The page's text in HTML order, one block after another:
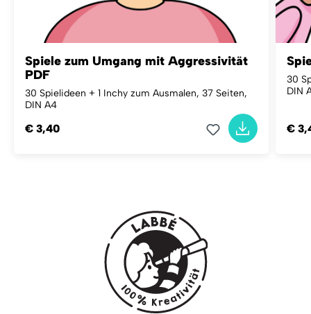
Spiele zum Umgang mit Aggressivität
PDF
30 Spielideen + 1 Inchy zum Ausmalen, 37 Seiten,
DIN A4
€ 3,40
30
DIN
€